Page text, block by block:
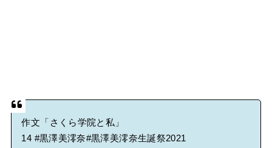
作文「さくら学院と私」
14 #黒澤美澪奈#黒澤美澪奈生誕祭2021